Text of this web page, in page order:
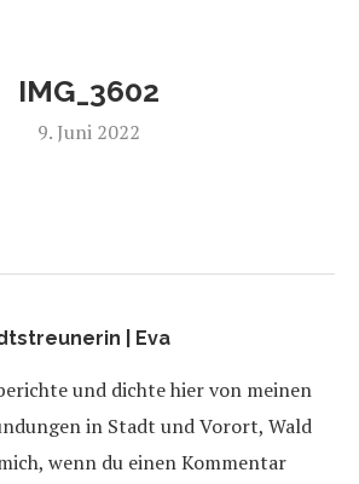
IMG_3602
9. Juni 2022
| Eva
und dichte hier von meinen
in Stadt und Vorort, Wald
wenn du einen Kommentar